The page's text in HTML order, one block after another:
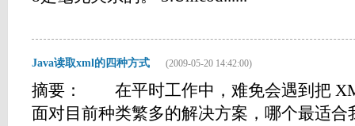
Java读取xml的四种方式 (2009-05-20 14:42:00)
摘要： 在平时工作中，难免会遇到把
面对目前种类繁多的解决方案，哪个最适